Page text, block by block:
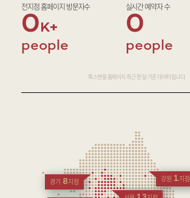
전지점 홈페이지 방문자수
0
people
실시간 예약자 수
0
people
· 톡스앤필 홈페이지 최근 한 달 기준 데이터입니다.
경기 8지점 강원 1지점